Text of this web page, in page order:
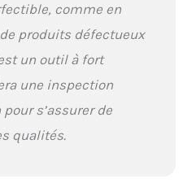
comme en
produits défectueux
un outil à fort
une inspection
s’assurer de
qualités.